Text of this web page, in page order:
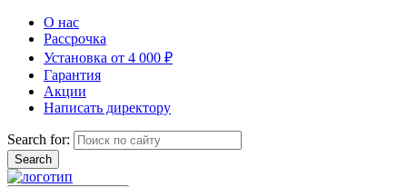
О нас
Рассрочка
Установка от 4 000 ₽
Гарантия
Акции
Написать директору
Search for: